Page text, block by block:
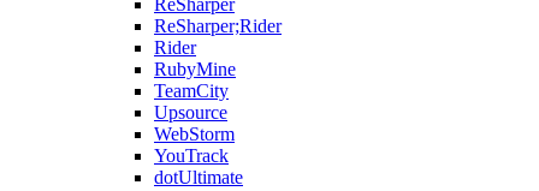
ReSharper
ReSharper;Rider
Rider
RubyMine
TeamCity
Upsource
WebStorm
YouTrack
dotUltimate